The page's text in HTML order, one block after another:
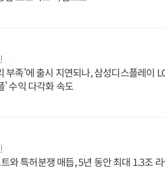
부족'에 출시 지연되나, 삼성디스플레이
' 수익 다각화 속도
와 특허분쟁 매듭, 5년 동안 최대 1.3조